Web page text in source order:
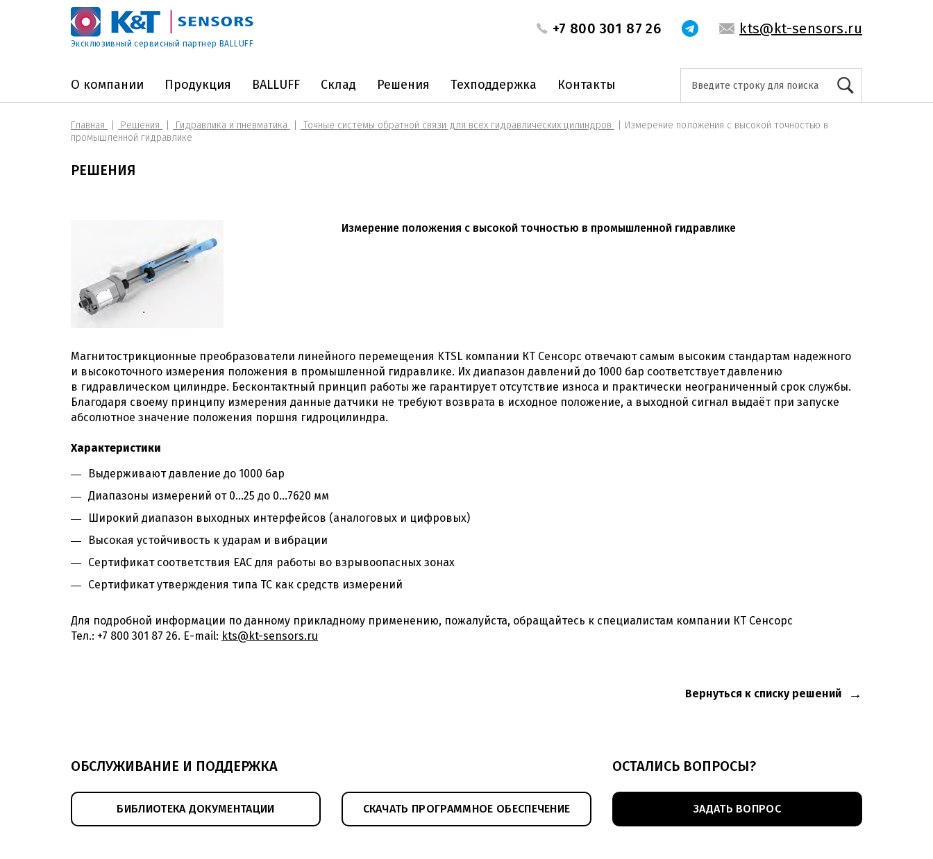
Эксклюзивный сервисный партнер BALLUFF
+7 800 301 87 26 kts@kt-sensors.ru
О компании Продукция BALLUFF Склад Решения Техподдержка Контакты
Главная Решения Гидравлика и пневматика Точные системы обратной связи для всех гидравлических цилиндров
Измерение положения с высокой точностью в
промышленной гидравлике
РЕШЕНИЯ
Измерение положения с высокой точностью в промышленной гидравлике
Магнитострикционные преобразователи линейного перемещения KTSL компании КТ Сенсорс отвечают самым высоким стандартам надежного
и высокоточного измерения положения в промышленной гидравлике. Их диапазон давлений до 1000 бар соответствует давлению
в гидравлическом цилиндре. Бесконтактный принцип работы же гарантирует отсутствие износа и практически неограниченный срок службы.
Благодаря своему принципу измерения данные датчики не требуют возврата в исходное положение, а выходной сигнал выдаёт при запуске
абсолютное значение положения поршня гидроцилиндра.
Характеристики
Выдерживают давление до 1000 бар
Диапазоны измерений от 0...25 до 0...7620 мм
Широкий диапазон выходных интерфейсов (аналоговых и цифровых)
Высокая устойчивость к ударам и вибрации
Сертификат соответствия EAC для работы во взрывоопасных зонах
Сертификат утверждения типа ТС как средств измерений
Для подробной информации по данному прикладному применению, пожалуйста, обращайтесь к специалистам компании КТ Сенсорс
Тел.: +7 800 301 87 26. E-mail: kts@kt-sensors.ru
Вернуться к списку решений
ОБСЛУЖИВАНИЕ И ПОДДЕРЖКА
БИБЛИОТЕКА ДОКУМЕНТАЦИИ СКАЧАТЬ ПРОГРАММНОЕ ОБЕСПЕЧЕНИЕ
ОСТАЛИСЬ ВОПРОСЫ?
ЗАДАТЬ ВОПРОС